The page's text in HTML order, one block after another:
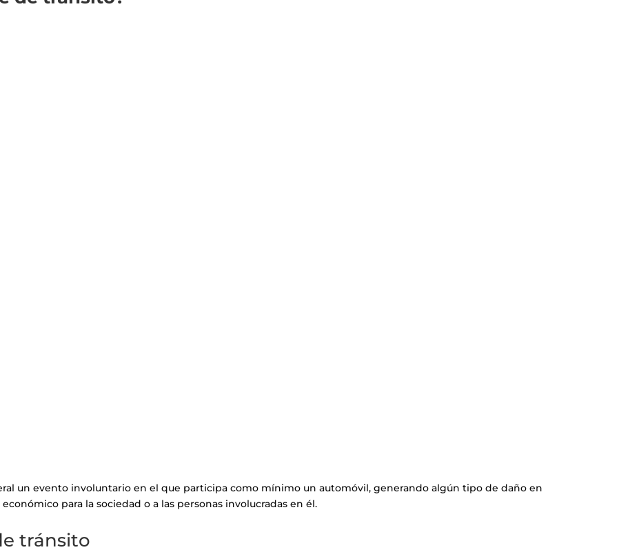
un evento involuntario en el que participa como mínimo un automóvil, generando algún tipo de daño en
para la sociedad o a las personas involucradas en él.
tránsito